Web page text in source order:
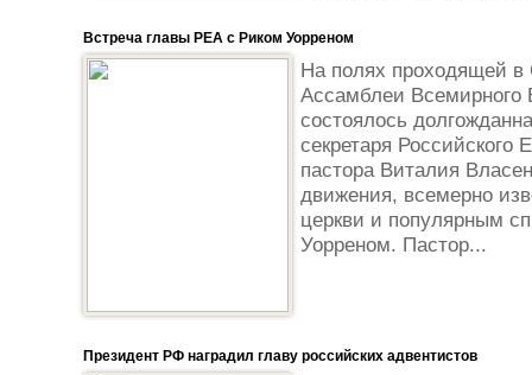
Встреча главы РЕА с Риком Уорреном
На полях проходящей в
Ассамблеи Всемирного
состоялось
секретаря Российского
пастора Виталия
движения, всемерно
церкви и популярным
Уорреном. Пастор...
Президент РФ наградил главу российских адвентистов